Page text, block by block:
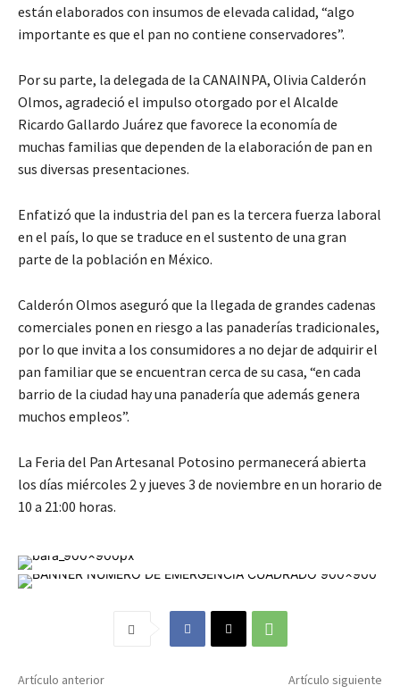
están elaborados con insumos de elevada calidad, “algo
importante es que el pan no contiene conservadores”.
Por su parte, la delegada de la CANAINPA, Olivia Calderón
Olmos, agradeció el impulso otorgado por el Alcalde
Ricardo Gallardo Juárez que favorece la economía de
muchas familias que dependen de la elaboración de pan en
sus diversas presentaciones.
Enfatizó que la industria del pan es la tercera fuerza laboral
en el país, lo que se traduce en el sustento de una gran
parte de la población en México.
Calderón Olmos aseguró que la llegada de grandes cadenas
comerciales ponen en riesgo a las panaderías tradicionales,
por lo que invita a los consumidores a no dejar de adquirir el
pan familiar que se encuentran cerca de su casa, “en cada
barrio de la ciudad hay una panadería que además genera
muchos empleos”.
La Feria del Pan Artesanal Potosino permanecerá abierta
los días miércoles 2 y jueves 3 de noviembre en un horario de
10 a 21:00 horas.
Artículo anterior Artículo siguiente